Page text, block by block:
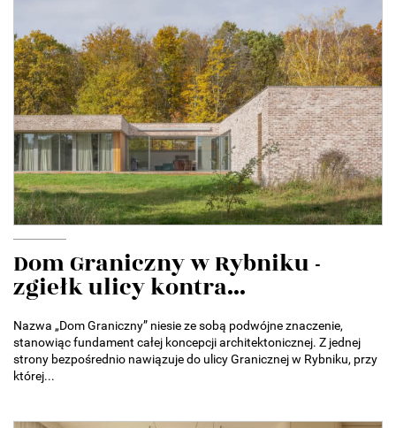
Dom Graniczny w Rybniku -
zgiełk ulicy kontra...
Nazwa „Dom Graniczny” niesie ze sobą podwójne znaczenie,
stanowiąc fundament całej koncepcji architektonicznej. Z jednej
strony bezpośrednio nawiązuje do ulicy Granicznej w Rybniku, przy
której...